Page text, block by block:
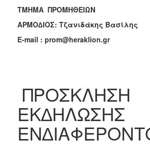
2013
2010
2006
ΤΜΗΜΑ ΠΡΟΜΗΘΕΙΩΝ
ΑΡΜΟ∆ΙΟΣ: Τζανιδάκης Βασίλης
E-mail : prom@heraklion.gr
ΠΡΟΣΚΛΗΣΗ
ΕΚ∆ΗΛΩΣΗΣ